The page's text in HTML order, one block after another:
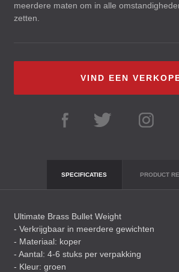
meerdere maten om in alle
zetten.
VIND EEN
SPECIFICATIES PRODUCT
Ultimate Brass Bullet Weight
- Verkrijgbaar in meerdere gewichten
- Materiaal: koper
- Aantal: 4-6 stuks per verpakking
- Kleur: groen